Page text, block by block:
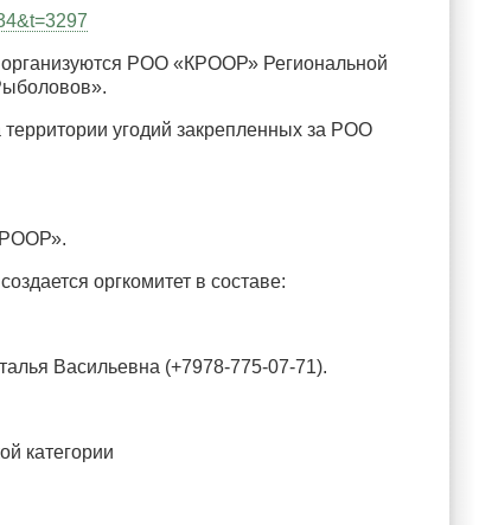
организуются РОО «КРООР» Региональной
угодий закрепленных за РОО
оргкомитет в составе:
Васильевна (+7978-775-07-71).
категории